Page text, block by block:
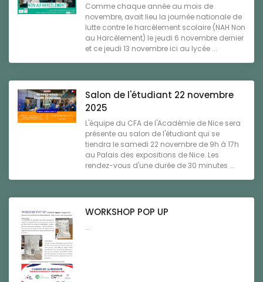
Comme chaque année au mois de
novembre, avait lieu la journée nationale de
lutte contre le harcèlement scolaire (NAH Non
au Harcèlement) le jeudi 6 novembre dernier
et ce jeudi 13 novembre ici au lycée ...
Salon de l'étudiant 22 novembre
2025
L'équipe du CFA de l'Académie de Nice sera
présente au salon de l'étudiant qui se
tiendra le samedi 22 novembre de 9h à 17h
au Palais des expositions de Nice. Les
rendez-vous d'une durée de 30 minutes ...
WORKSHOP POP UP
...